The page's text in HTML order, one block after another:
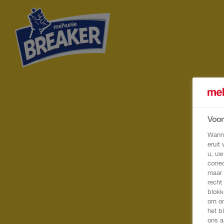
eruit
u,
maar
recht
om
het
ons